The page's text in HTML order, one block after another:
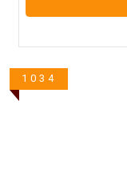
1034